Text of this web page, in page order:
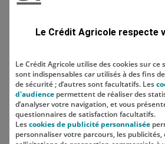
Localisation
Le Crédit Agricole respecte
Le Crédit Agricole utilise des cookies sur ce
sont indispensables car utilisés à des fins
de sécurité ; d’autres sont facultatifs. Les
d'audience permettent de réaliser des
d’analyser votre navigation, et vous
questionnaires de satisfaction facultatifs.
Lescookies de publicité personnalisée
personnaliser votre parcours, les